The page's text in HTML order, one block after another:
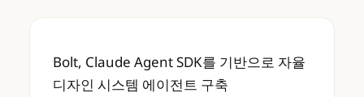
Bolt, Claude Agent SDK를 기반으로 자율 디
Bolt, Claude Agent SDK를 기반으로 자율
디자인 시스템 에이전트 구축